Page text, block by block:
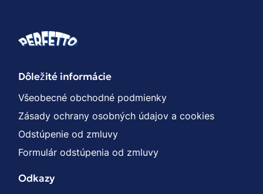
Dôležité informácie
Všeobecné obchodné podmienky
Zásady ochrany osobných údajov a cookies
Odstúpenie od zmluvy
Formulár odstúpenia od zmluvy
Odkazy